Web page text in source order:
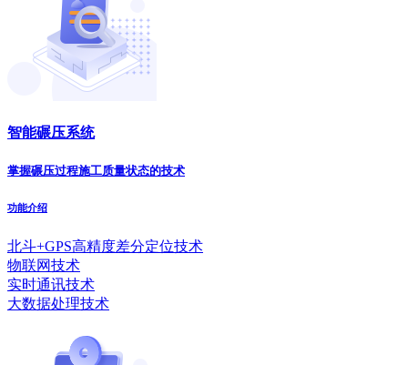
智能碾压系统
掌握碾压过程施工质量状态的技术
功能介绍
北斗+GPS高精度差分定位技术
物联网技术
实时通讯技术
大数据处理技术